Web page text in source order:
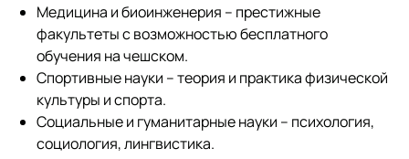
Медицина и биоинженерия – престижные
факультеты с возможностью бесплатного
обучения на чешском.
Спортивные науки – теория и практика физической
культуры и спорта.
Социальные и гуманитарные науки – психология,
социология, лингвистика.